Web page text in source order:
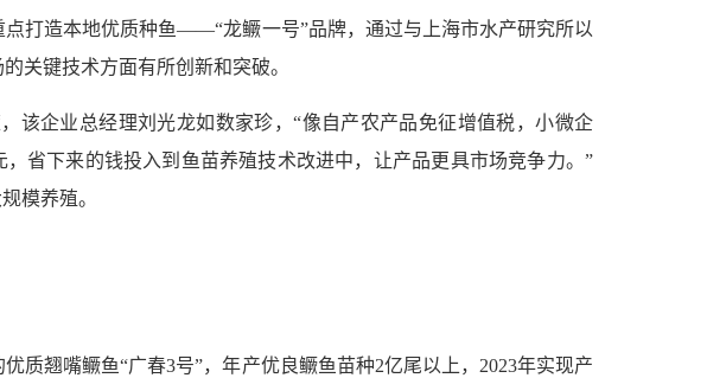
打造本地优质种鱼——“龙鳜一号”品牌，通过与上海市水产研究所以
关键技术方面有所创新和突破。
该企业总经理刘光龙如数家珍，“像自产农产品免征增值税，小微企
省下来的钱投入到鱼苗养殖技术改进中，让产品更具市场竞争力。”
模养殖。
质翘嘴鳜鱼“广春3号”，年产优良鳜鱼苗种2亿尾以上，2023年实现产